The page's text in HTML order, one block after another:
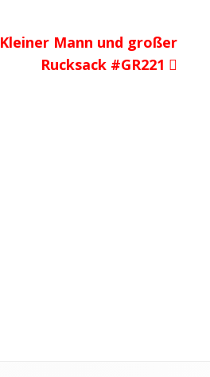
Nächster
Beitrag
Kleiner Mann und großer
Rucksack #GR221